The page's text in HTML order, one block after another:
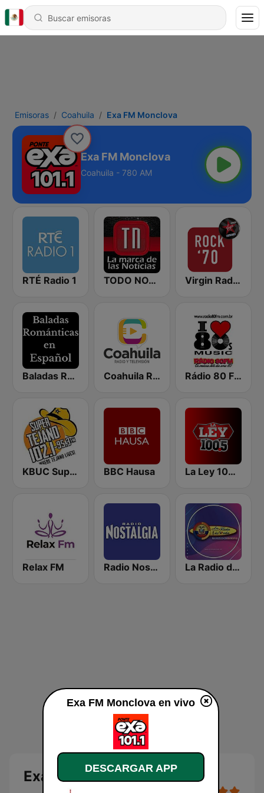
Emisoras Coahuila Exa FM Monclova
Exa FM Monclova
Coahuila - 780 AM
RTÉ Radio 1 TODO NOTICIAS RADIO Virgin Radio Rock 70
Baladas Románticas en Español Coahuila Radio y Televisión Rádio 80 FM - Anos 80
KBUC Super Tejano 102.1 (US Only) BBC Hausa La Ley 100.5 FM
Relax FM Radio Nostalgia de Monclova La Radio de Moda
Exa FM Monclova en vivo
Exa FM Monclova en vivo
DESCARGAR APP